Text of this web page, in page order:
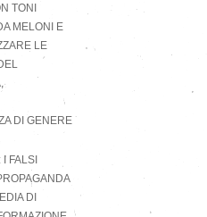
TONI
MELONI E
LE
DI GENERE
FALSI
DI